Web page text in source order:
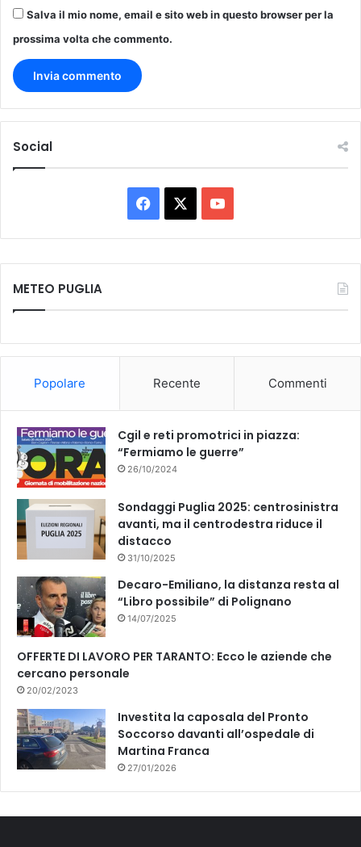
Salva il mio nome, email e sito web in questo browser per la
prossima volta che commento.
Social
a
c
k
o
u
METEO PUGLIA
Popolare Recente Commenti
Cgil e reti promotrici in piazza:
“Fermiamo le guerre”
26/10/2024
Sondaggi Puglia 2025: centrosinistra
avanti, ma il centrodestra riduce il
distacco
31/10/2025
Decaro-Emiliano, la distanza resta al
“Libro possibile” di Polignano
14/07/2025
OFFERTE DI LAVORO PER TARANTO: Ecco le aziende che
cercano personale
20/02/2023
Investita la caposala del Pronto
Soccorso davanti all’ospedale di
Martina Franca
27/01/2026